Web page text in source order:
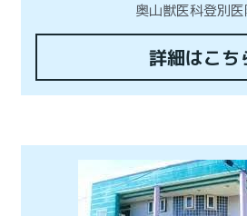
奥山獣医科登別
詳細はこち